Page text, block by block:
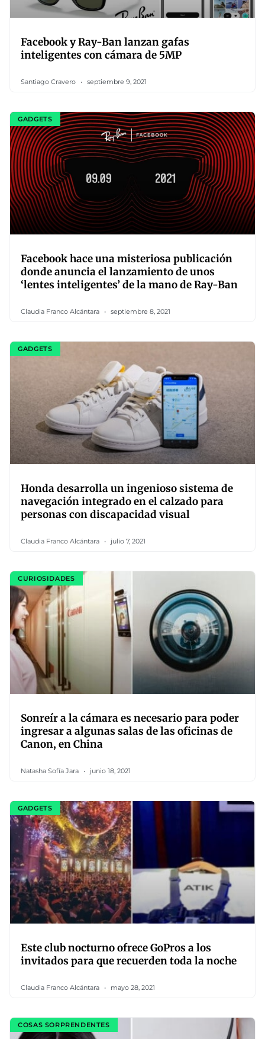
Facebook y Ray-Ban lanzan gafas
inteligentes con cámara de 5MP
Santiago Cravero septiembre 9, 2021
GADGETS
Facebook hace una misteriosa publicación
donde anuncia el lanzamiento de unos
‘lentes inteligentes’ de la mano de Ray-Ban
Claudia Franco Alcántara septiembre 8, 2021
GADGETS
Honda desarrolla un ingenioso sistema de
navegación integrado en el calzado para
personas con discapacidad visual
Claudia Franco Alcántara julio 7, 2021
CURIOSIDADES
Sonreír a la cámara es necesario para poder
ingresar a algunas salas de las oficinas de
Canon, en China
Natasha Sofía Jara junio 18, 2021
GADGETS
Este club nocturno ofrece GoPros a los
invitados para que recuerden toda la noche
Claudia Franco Alcántara mayo 28, 2021
COSAS SORPRENDENTES